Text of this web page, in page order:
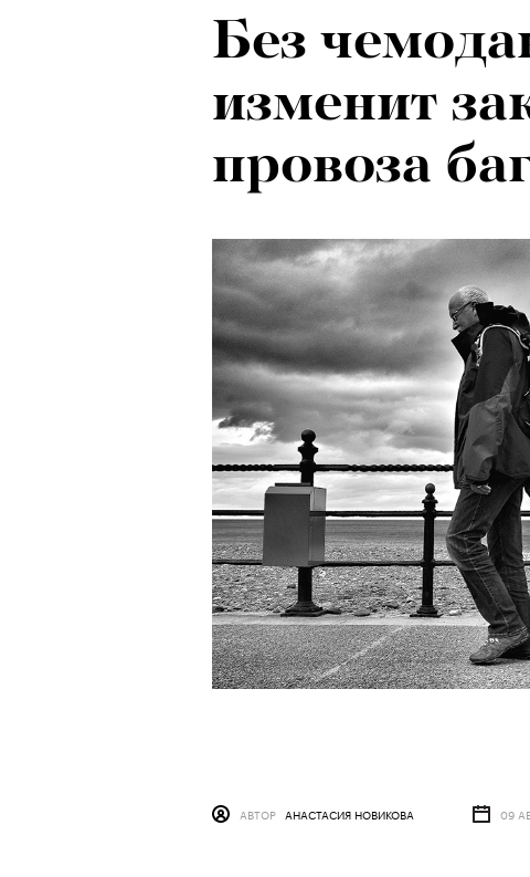
​Без
изменит
провоза
АВТОР АНАСТАСИЯ НОВИКОВА 09